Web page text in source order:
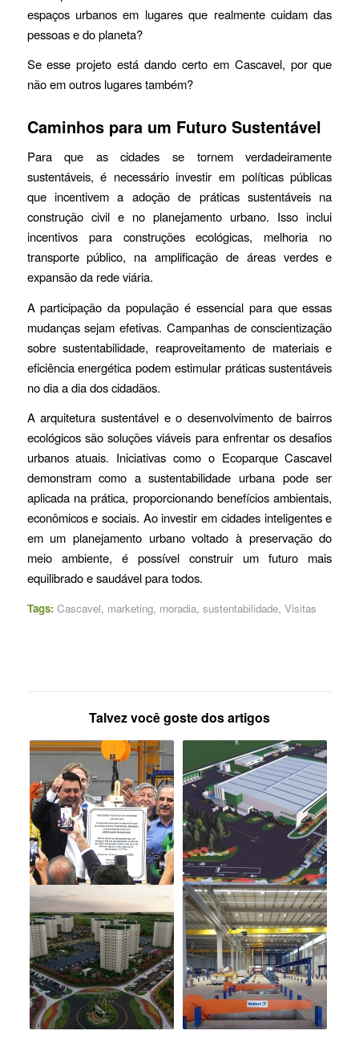
espaços urbanos em lugares que realmente cuidam das
pessoas e do planeta?
Se esse projeto está dando certo em Cascavel, por que
não em outros lugares também?
Caminhos para um Futuro Sustentável
Para que as cidades se tornem verdadeiramente
sustentáveis, é necessário investir em políticas públicas
que incentivem a adoção de práticas sustentáveis na
construção civil e no planejamento urbano. Isso inclui
incentivos para construções ecológicas, melhoria no
transporte público, na amplificação de áreas verdes e
expansão da rede viária.
A participação da população é essencial para que essas
mudanças sejam efetivas. Campanhas de conscientização
sobre sustentabilidade, reaproveitamento de materiais e
eficiência energética podem estimular práticas sustentáveis
no dia a dia dos cidadãos.
A arquitetura sustentável e o desenvolvimento de bairros
ecológicos são soluções viáveis para enfrentar os desafios
urbanos atuais. Iniciativas como o Ecoparque Cascavel
demonstram como a sustentabilidade urbana pode ser
aplicada na prática, proporcionando benefícios ambientais,
econômicos e sociais. Ao investir em cidades inteligentes e
em um planejamento urbano voltado à preservação do
meio ambiente, é possível construir um futuro mais
equilibrado e saudável para todos.
Tags: Cascavel, marketing, moradia, sustentabilidade, Visitas
Talvez você goste dos artigos